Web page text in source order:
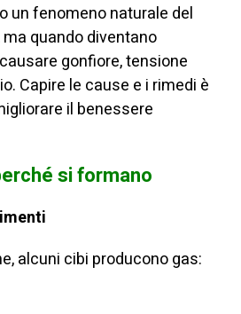
un fenomeno naturale del
quando diventano
gonfiore, tensione
Capire le cause e i rimedi è
il benessere
si formano
alcuni cibi producono gas: